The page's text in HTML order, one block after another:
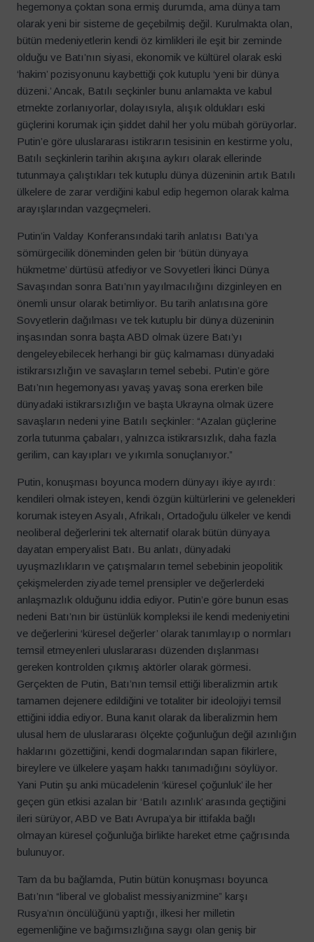
hegemonya çoktan sona ermiş durumda, ama dünya tam
olarak yeni bir sisteme de geçebilmiş değil. Kurulmakta olan,
bütün medeniyetlerin kendi öz kimlikleri ile eşit bir zeminde
olduğu ve Batı’nın siyasi, ekonomik ve kültürel olarak eski
‘hakim’ pozisyonunu kaybettiği çok kutuplu ‘yeni bir dünya
düzeni.’ Ancak, Batılı seçkinler bunu anlamakta ve kabul
etmekte zorlanıyorlar, dolayısıyla, alışık oldukları eski
güçlerini korumak için şiddet dahil her yolu mübah görüyorlar.
Putin’e göre uluslararası istikrarın tesisinin en kestirme yolu,
Batılı seçkinlerin tarihin akışına aykırı olarak ellerinde
tutunmaya çalıştıkları tek kutuplu dünya düzeninin artık Batılı
ülkelere de zarar verdiğini kabul edip hegemon olarak kalma
arayışlarından vazgeçmeleri.
Putin’in Valday Konferansındaki tarih anlatısı Batı’ya
sömürgecilik döneminden gelen bir ‘bütün dünyaya
hükmetme’ dürtüsü atfediyor ve Sovyetleri İkinci Dünya
Savaşından sonra Batı’nın yayılmacılığını dizginleyen en
önemli unsur olarak betimliyor. Bu tarih anlatısına göre
Sovyetlerin dağılması ve tek kutuplu bir dünya düzeninin
inşasından sonra başta ABD olmak üzere Batı’yı
dengeleyebilecek herhangi bir güç kalmaması dünyadaki
istikrarsızlığın ve savaşların temel sebebi. Putin’e göre
Batı’nın hegemonyası yavaş yavaş sona ererken bile
dünyadaki istikrarsızlığın ve başta Ukrayna olmak üzere
savaşların nedeni yine Batılı seçkinler: “Azalan güçlerine
zorla tutunma çabaları, yalnızca istikrarsızlık, daha fazla
gerilim, can kayıpları ve yıkımla sonuçlanıyor.”
Putin, konuşması boyunca modern dünyayı ikiye ayırdı:
kendileri olmak isteyen, kendi özgün kültürlerini ve gelenekleri
korumak isteyen Asyalı, Afrikalı, Ortadoğulu ülkeler ve kendi
neoliberal değerlerini tek alternatif olarak bütün dünyaya
dayatan emperyalist Batı. Bu anlatı, dünyadaki
uyuşmazlıkların ve çatışmaların temel sebebinin jeopolitik
çekişmelerden ziyade temel prensipler ve değerlerdeki
anlaşmazlık olduğunu iddia ediyor. Putin’e göre bunun esas
nedeni Batı’nın bir üstünlük kompleksi ile kendi medeniyetini
ve değerlerini ‘küresel değerler’ olarak tanımlayıp o normları
temsil etmeyenleri uluslararası düzenden dışlanması
gereken kontrolden çıkmış aktörler olarak görmesi.
Gerçekten de Putin, Batı’nın temsil ettiği liberalizmin artık
tamamen dejenere edildiğini ve totaliter bir ideolojiyi temsil
ettiğini iddia ediyor. Buna kanıt olarak da liberalizmin hem
ulusal hem de uluslararası ölçekte çoğunluğun değil azınlığın
haklarını gözettiğini, kendi dogmalarından sapan fikirlere,
bireylere ve ülkelere yaşam hakkı tanımadığını söylüyor.
Yani Putin şu anki mücadelenin ‘küresel çoğunluk’ ile her
geçen gün etkisi azalan bir ‘Batılı azınlık’ arasında geçtiğini
ileri sürüyor, ABD ve Batı Avrupa’ya bir ittifakla bağlı
olmayan küresel çoğunluğa birlikte hareket etme çağrısında
bulunuyor.
Tam da bu bağlamda, Putin bütün konuşması boyunca
Batı’nın “liberal ve globalist messiyanizmine” karşı
Rusya’nın öncülüğünü yaptığı, ilkesi her milletin
egemenliğine ve bağımsızlığına saygı olan geniş bir